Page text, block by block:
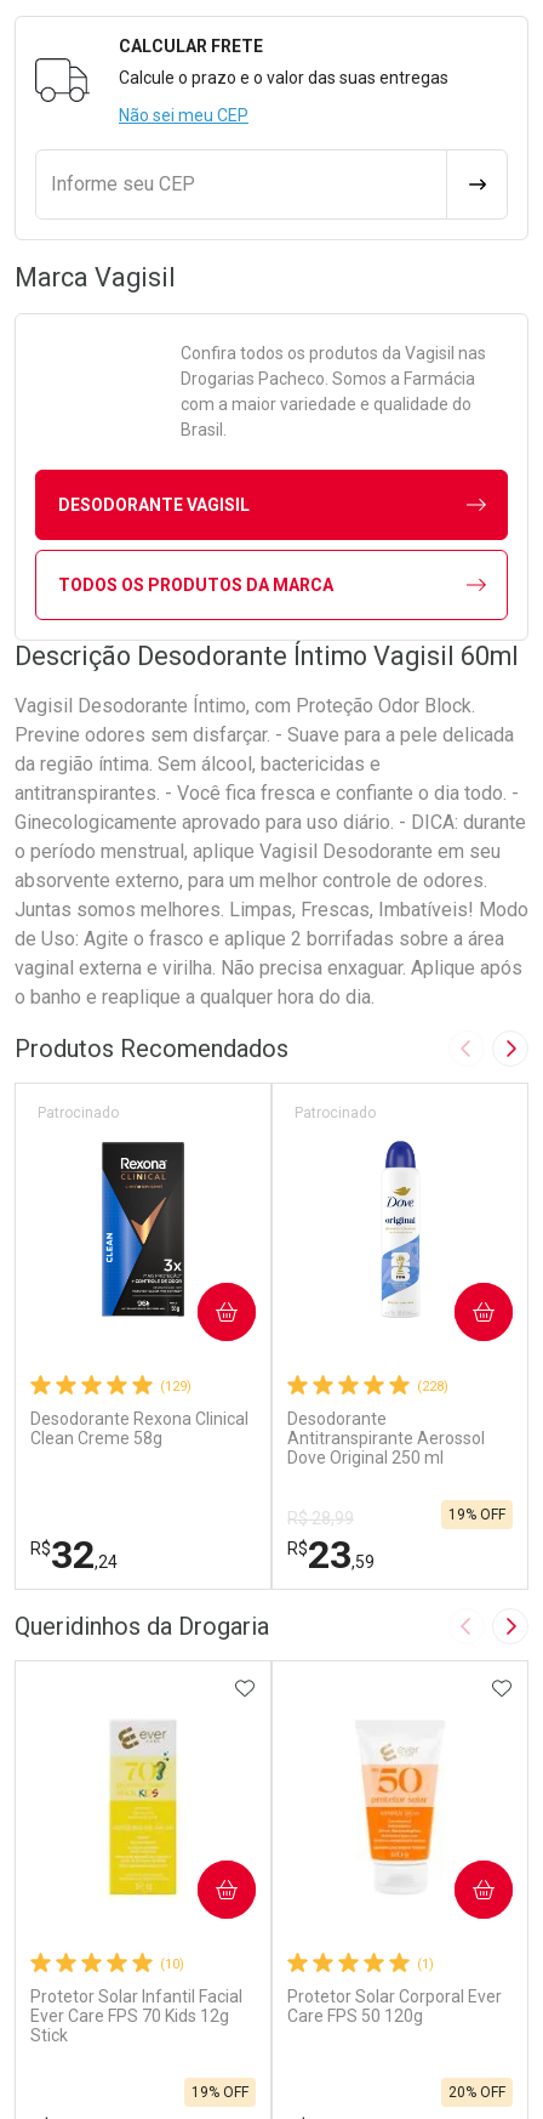
Formulário para Calcular o Frete
CALCULAR FRETE
Calcule o prazo e o valor das suas entregas
Não sei meu CEP
Informe seu CEP
Marca Vagisil
Confira todos os produtos da Vagisil nas
Drogarias Pacheco. Somos a Farmácia
com a maior variedade e qualidade do
Brasil.
DESODORANTE VAGISIL
TODOS OS PRODUTOS DA MARCA
Descrição Desodorante Íntimo Vagisil 60ml
Vagisil Desodorante Íntimo, com Proteção Odor Block.
Previne odores sem disfarçar. - Suave para a pele delicada
da região íntima. Sem álcool, bactericidas e
antitranspirantes. - Você fica fresca e confiante o dia todo. -
Ginecologicamente aprovado para uso diário. - DICA: durante
o período menstrual, aplique Vagisil Desodorante em seu
absorvente externo, para um melhor controle de odores.
Juntas somos melhores. Limpas, Frescas, Imbatíveis! Modo
de Uso: Agite o frasco e aplique 2 borrifadas sobre a área
vaginal externa e virilha. Não precisa enxaguar. Aplique após
o banho e reaplique a qualquer hora do dia.
Produtos Recomendados Imagem
(129)
Desodorante Rexona Clinical
Clean Creme 58g
Patrocinado
R$32,24
COMPRAR
Ativar Desconto
Comprar sem Desconto
(228)
Desodorante
Antitranspirante Aerossol
Dove Original 250 ml
Patrocinado
R$ 28,99
R$23,59
19% OFF
COMPRAR
Ativar Desconto
Queridinhos da Drogaria Imagem
(10)
Protetor Solar Infantil Facial
Ever Care FPS 70 Kids 12g
Stick
19% OFF
ADICIONAR AOS FAVORITOS
COMPRAR
(1)
Protetor Solar Corporal Ever
Care FPS 50 120g
20% OFF
COMPRAR